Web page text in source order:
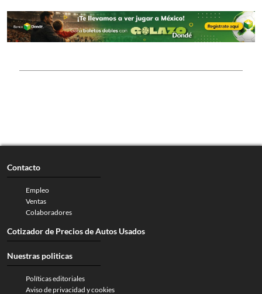
Contacto
Empleo
Ventas
Colaboradores
Cotizador de Precios de Autos Usados
Nuestras politicas
Políticas editoriales
Aviso de privacidad y cookies